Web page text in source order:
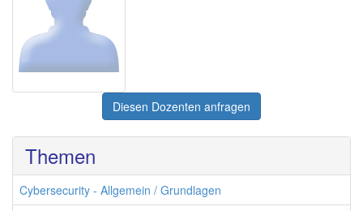
Diesen Dozenten anfragen
Themen
Cybersecurity - Allgemein / Grundlagen